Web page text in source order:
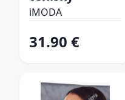
iMODA
31.90 €